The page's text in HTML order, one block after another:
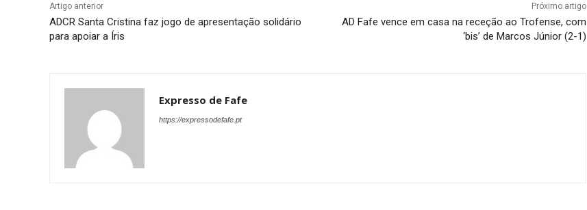
Artigo anterior
ADCR Santa Cristina faz jogo de apresentação solidário
para apoiar a Íris
Próximo artigo
AD Fafe vence em casa na receção ao Trofense, com
‘bis’ de Marcos Júnior (2-1)
Expresso de Fafe
https://expressodefafe.pt